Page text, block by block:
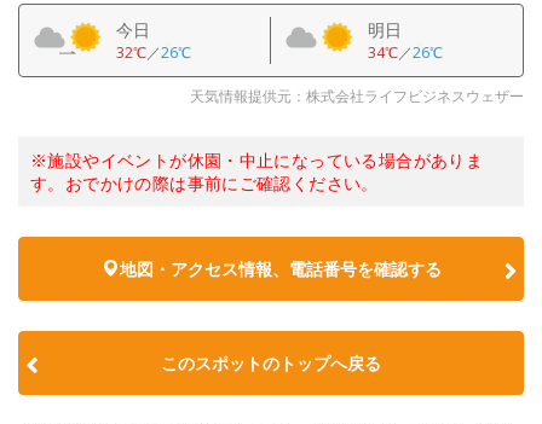
今日
32℃／26℃
明日
34℃／26℃
天気情報提供元：株式会社ライフビジネスウェザー
※施設やイベントが休園・中止になっている場合がありま
す。おでかけの際は事前にご確認ください。
地図・アクセス情報、電話番号を確認する
このスポットのトップへ戻る